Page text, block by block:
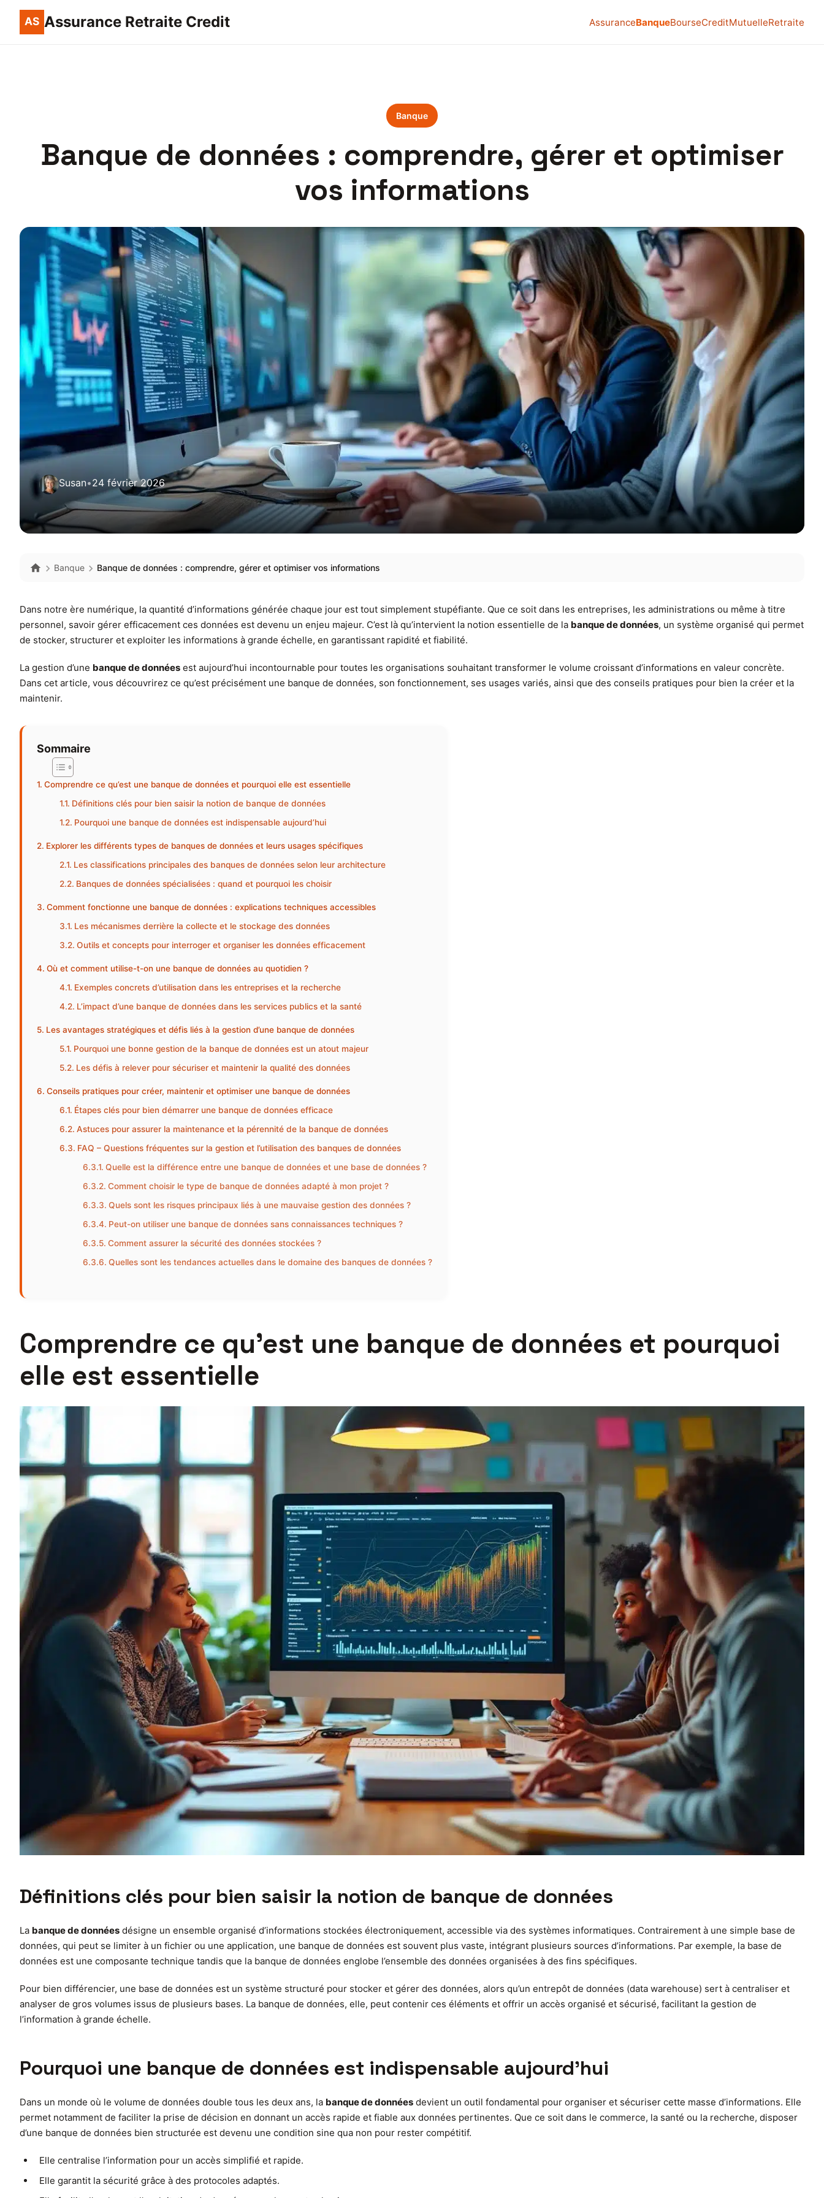
Assurance Retraite Credit AssuranceBanqueBourseCreditMutuelleRetraite
Banque
Banque de données : comprendre, gérer et optimiser
vos informations
Susan•24 février 2026
Banque Banque de données : comprendre, gérer et optimiser vos informations
Dans notre ère numérique, la quantité d’informations générée chaque jour est tout simplement stupéfiante. Que ce soit dans les entreprises, les administrations ou même à titre
personnel, savoir gérer efficacement ces données est devenu un enjeu majeur. C’est là qu’intervient la notion essentielle de la banque de données, un système organisé qui permet
de stocker, structurer et exploiter les informations à grande échelle, en garantissant rapidité et fiabilité.
La gestion d’une banque de données est aujourd’hui incontournable pour toutes les organisations souhaitant transformer le volume croissant d’informations en valeur concrète.
Dans cet article, vous découvrirez ce qu’est précisément une banque de données, son fonctionnement, ses usages variés, ainsi que des conseils pratiques pour bien la créer et la
maintenir.
Sommaire
Comprendre ce qu’est une banque de données et pourquoi elle est essentielle
Définitions clés pour bien saisir la notion de banque de données
Pourquoi une banque de données est indispensable aujourd’hui
Explorer les différents types de banques de données et leurs usages spécifiques
Les classifications principales des banques de données selon leur architecture
Banques de données spécialisées : quand et pourquoi les choisir
Comment fonctionne une banque de données : explications techniques accessibles
Les mécanismes derrière la collecte et le stockage des données
Outils et concepts pour interroger et organiser les données efficacement
Où et comment utilise-t-on une banque de données au quotidien ?
Exemples concrets d’utilisation dans les entreprises et la recherche
L’impact d’une banque de données dans les services publics et la santé
Les avantages stratégiques et défis liés à la gestion d’une banque de données
Pourquoi une bonne gestion de la banque de données est un atout majeur
Les défis à relever pour sécuriser et maintenir la qualité des données
Conseils pratiques pour créer, maintenir et optimiser une banque de données
Étapes clés pour bien démarrer une banque de données efficace
Astuces pour assurer la maintenance et la pérennité de la banque de données
FAQ – Questions fréquentes sur la gestion et l’utilisation des banques de données
Quelle est la différence entre une banque de données et une base de données ?
Comment choisir le type de banque de données adapté à mon projet ?
Quels sont les risques principaux liés à une mauvaise gestion des données ?
Peut-on utiliser une banque de données sans connaissances techniques ?
Comment assurer la sécurité des données stockées ?
Quelles sont les tendances actuelles dans le domaine des banques de données ?
Comprendre ce qu’est une banque de données et pourquoi
elle est essentielle
Définitions clés pour bien saisir la notion de banque de données
La banque de données désigne un ensemble organisé d’informations stockées électroniquement, accessible via des systèmes informatiques. Contrairement à une simple base de
données, qui peut se limiter à un fichier ou une application, une banque de données est souvent plus vaste, intégrant plusieurs sources d’informations. Par exemple, la base de
données est une composante technique tandis que la banque de données englobe l’ensemble des données organisées à des fins spécifiques.
Pour bien différencier, une base de données est un système structuré pour stocker et gérer des données, alors qu’un entrepôt de données (data warehouse) sert à centraliser et
analyser de gros volumes issus de plusieurs bases. La banque de données, elle, peut contenir ces éléments et offrir un accès organisé et sécurisé, facilitant la gestion de
l’information à grande échelle.
Pourquoi une banque de données est indispensable aujourd’hui
Dans un monde où le volume de données double tous les deux ans, la banque de données devient un outil fondamental pour organiser et sécuriser cette masse d’informations. Elle
permet notamment de faciliter la prise de décision en donnant un accès rapide et fiable aux données pertinentes. Que ce soit dans le commerce, la santé ou la recherche, disposer
d’une banque de données bien structurée est devenu une condition sine qua non pour rester compétitif.
Elle centralise l’information pour un accès simplifié et rapide.
Elle garantit la sécurité grâce à des protocoles adaptés.